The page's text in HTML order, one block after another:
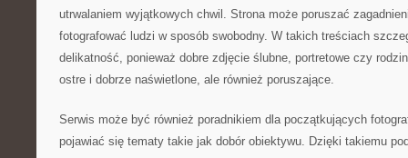
utrwalaniem wyjątkowych chwil. Strona może poruszać
fotografować ludzi w sposób swobodny. W takich treściach
delikatność, ponieważ dobre zdjęcie ślubne, portretowe czy
ostre i dobrze naświetlone, ale również poruszające.
Serwis może być również poradnikiem dla początkujących
pojawiać się tematy takie jak dobór obiektywu. Dzięki takiemu